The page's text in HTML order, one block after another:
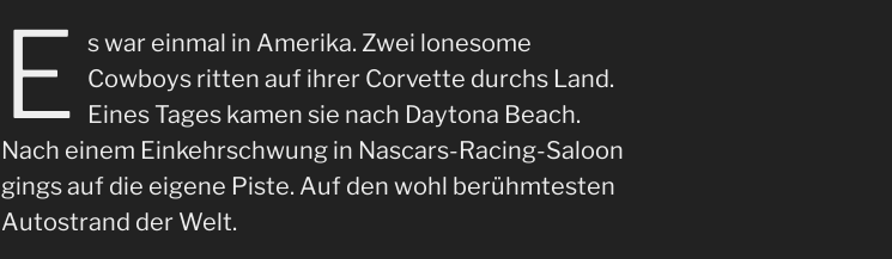
E s war einmal in Amerika. Zwei lonesome
Cowboys ritten auf ihrer Corvette durchs Land.
Eines Tages kamen sie nach Daytona Beach.
Nach einem Einkehrschwung in Nascars-Racing-Saloon
gings auf die eigene Piste. Auf den wohl berühmtesten
Autostrand der Welt.